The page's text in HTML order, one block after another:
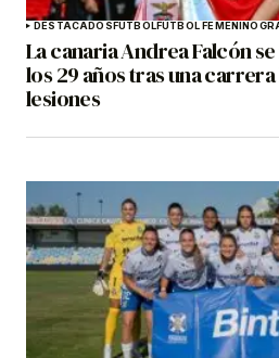
DESTACADOSFÚTBOLFÚTBOL FEMENINO
La canaria Andrea Falcón
los 29 años tras una
lesiones